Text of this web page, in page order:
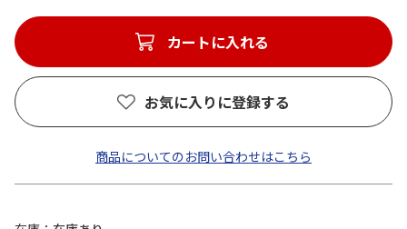
カートに入れる
お気に入りに登録する
商品についてのお問い合わせはこちら